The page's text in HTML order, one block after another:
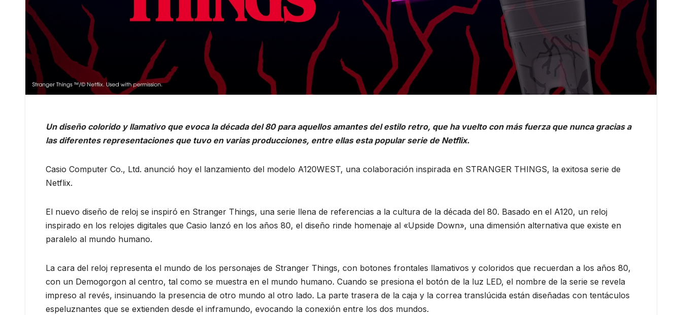
Un diseño colorido y llamativo que evoca la década del 80 para aquellos amantes del estilo retro, que ha vuelto con más fuerza que nunca gracias a
las diferentes representaciones que tuvo en varias producciones, entre ellas esta popular serie de Netflix.
Casio Computer Co., Ltd. anunció hoy el lanzamiento del modelo A120WEST, una colaboración inspirada en STRANGER THINGS, la exitosa serie de
Netflix.
El nuevo diseño de reloj se inspiró en Stranger Things, una serie llena de referencias a la cultura de la década del 80. Basado en el A120, un reloj
inspirado en los relojes digitales que Casio lanzó en los años 80, el diseño rinde homenaje al «Upside Down», una dimensión alternativa que existe en
paralelo al mundo humano.
La cara del reloj representa el mundo de los personajes de Stranger Things, con botones frontales llamativos y coloridos que recuerdan a los años 80,
con un Demogorgon al centro, tal como se muestra en el mundo humano. Cuando se presiona el botón de la luz LED, el nombre de la serie se revela
impreso al revés, insinuando la presencia de otro mundo al otro lado. La parte trasera de la caja y la correa translúcida están diseñadas con tentáculos
espeluznantes que se extienden desde el inframundo, evocando la conexión entre los dos mundos.